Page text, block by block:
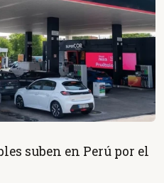
suben en Perú por el